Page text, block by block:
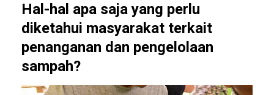
Hal-hal apa saja yang perlu
diketahui masyarakat terkait
penanganan dan pengelolaan
sampah?